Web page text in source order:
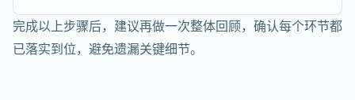
完成以上步骤后，建议再做一次整体回顾，确认每个环节都
已落实到位，避免遗漏关键细节。